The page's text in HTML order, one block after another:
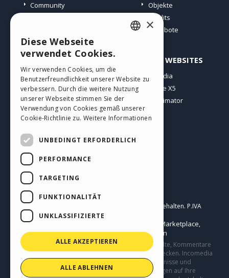
Community
Objekte
Credits
Angebote
PROFIL
Meine Beiträge
Meine Lizenz
Download
Webhosting
ANDERE WEBSITES
Incomedia
WebSite X5
WebAnimator
Copyright © 2026
Alle Rechte vorbehalten. P.IVA
IT07514640015
Nutzungsbedingungen WebSite X5:
Help Center / Marketplace,
Templates,Objects|Datenschutzbestimmungen
Diese Seite enthält von Benutzern eingereichte Inhalte, Kommentare
und Meinungen und besteht nur zu Informationszwecken. Incomedia
lehnt jegliche Haftung für die Handlungen, Versäumnisse und
Verhalten von Dritten in Verbindung mit oder bezogen auf Ihre
GERMAN
SPANISH
PORTUGUESE
×
Diese Webseite
verwendet Cookies.
Wir verwenden Cookies, um die
Benutzerfreundlichkeit unserer Website zu
verbessern. Durch die weitere Nutzung
unserer Webseite stimmen Sie der
Verwendung von Cookies gemäß unserer
Cookie-Richtlinie zu. Weitere Informationen
UNBEDINGT ERFORDERLICH
PERFORMANCE
TARGETING
FUNKTIONALITÄT
UNKLASSIFIZIERTE
ALLE AKZEPTIEREN
ALLE ABLEHNEN